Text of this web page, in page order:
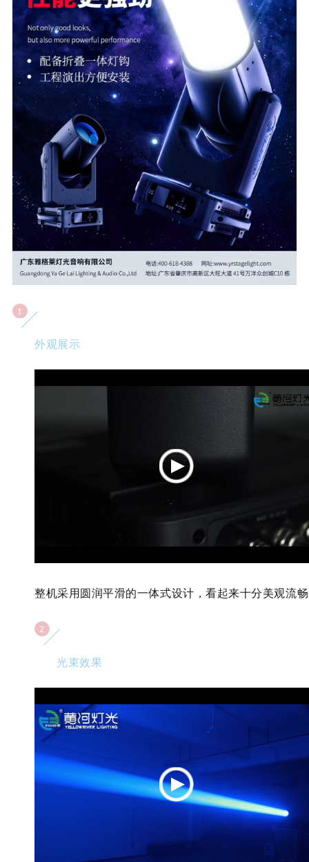
1
外观展示
整机采用圆润平滑的一体式设计，看起来十分美观流畅
2
光束效果